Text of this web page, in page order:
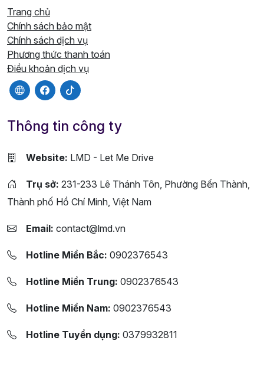
Trang chủ
Chính sách bảo mật
Chính sách dịch vụ
Phương thức thanh toán
Điều khoản dịch vụ
Thông tin công ty
Website: LMD - Let Me Drive
Trụ sở: 231-233 Lê Thánh Tôn, Phường Bến Thành,
Thành phố Hồ Chí Minh, Việt Nam
Email: contact@lmd.vn
Hotline Miền Bắc: 0902376543
Hotline Miền Trung: 0902376543
Hotline Miền Nam: 0902376543
Hotline Tuyển dụng: 0379932811